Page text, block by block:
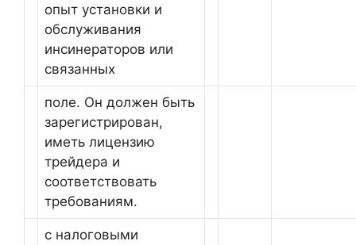
опыт установки и
обслуживания
инсинераторов или
связанных
поле. Он должен быть
зарегистрирован,
иметь лицензию
трейдера и
соответствовать
требованиям.
с налоговыми